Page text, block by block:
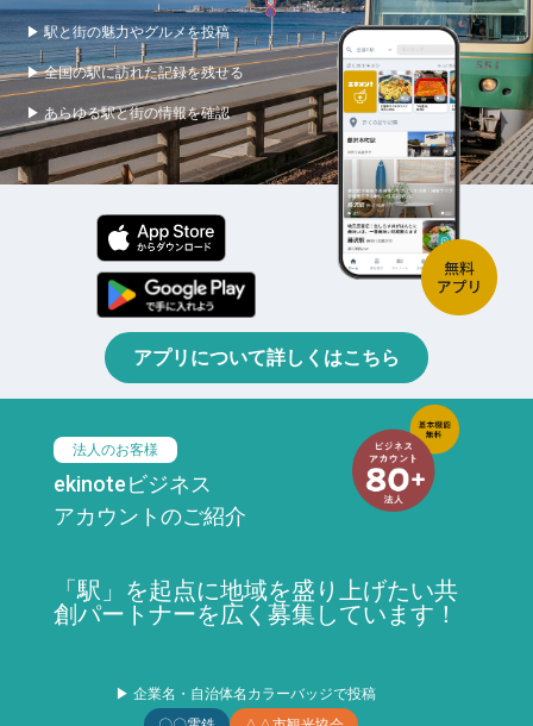
▶ 駅と街の魅力やグルメを投稿
▶ 全国の駅に訪れた記録を残せる
▶ あらゆる駅と街の情報を確認
アプリについて詳しくはこちら
法人のお客様
ekinoteビジネス
アカウントのご紹介
「駅」を起点に地域を盛り上げたい共
創パートナーを広く募集しています！
▶ 企業名・自治体名カラーバッジで投稿